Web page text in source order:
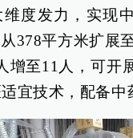
度发力，实现
378平方米扩展
增至11人，可开
宜技术，配备中